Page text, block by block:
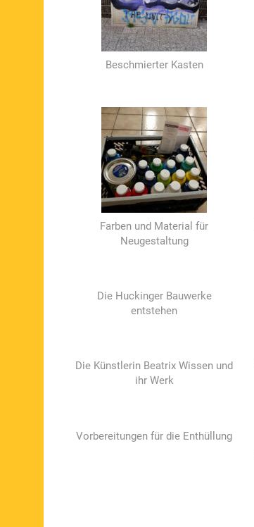
Beschmierter Kasten
Farben und Material für
Neugestaltung
Die Huckinger Bauwerke
entstehen
Die Künstlerin Beatrix Wissen und
ihr Werk
Vorbereitungen für die Enthüllung